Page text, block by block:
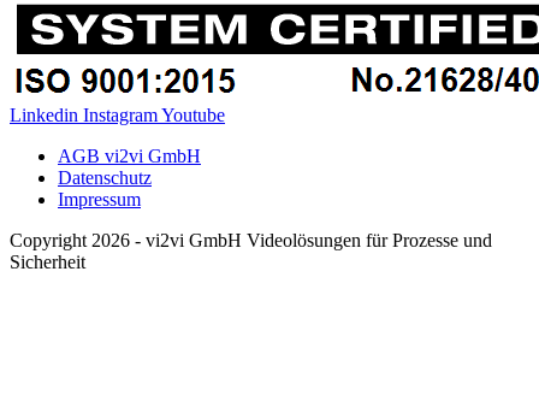
Linkedin InstagramYoutube
AGB vi2vi GmbH
Datenschutz
Impressum
Copyright 2026 - vi2vi GmbH Videolösungen für Prozesse und
Sicherheit